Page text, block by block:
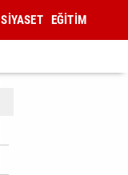
SİYASET EĞİTİM